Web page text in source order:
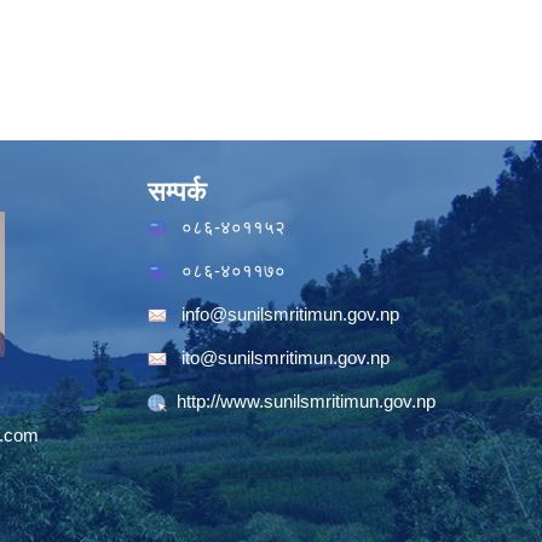
सम्पर्क
०८६-४०११५२
०८६-४०११७०
info@sunilsmritimun.gov.np
ito@sunilsmritimun.gov.np
http://www.sunilsmritimun.gov.np